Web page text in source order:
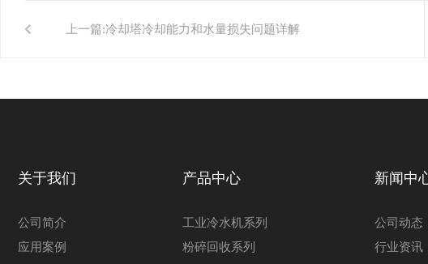
上一篇:冷却塔冷却能力和水量损失问题详解
关于我们
公司简介
应用案例
产品中心
工业冷水机系列
粉碎回收系列
新闻中
公司动态
行业资讯